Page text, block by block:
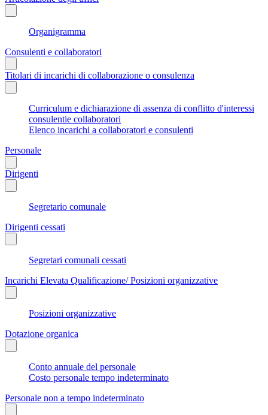
Organigramma
Consulenti e collaboratori
Titolari di incarichi di collaborazione o consulenza
Curriculum e dichiarazione di assenza di conflitto d'interessi
consulentie collaboratori
Elenco incarichi a collaboratori e consulenti
Personale
Dirigenti
Segretario comunale
Dirigenti cessati
Segretari comunali cessati
Incarichi Elevata Qualificazione/ Posizioni organizzative
Posizioni organizzative
Dotazione organica
Conto annuale del personale
Costo personale tempo indeterminato
Personale non a tempo indeterminato